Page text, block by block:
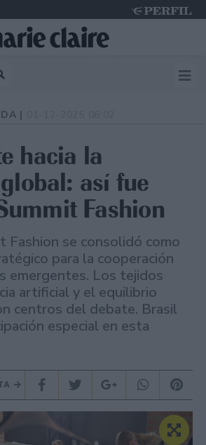
|
hacia la
así fue
Fashion
Fashion se consolidó como
para la cooperación
emergentes. Los tejidos
artificial y el equilibrio
centros del debate. Brasil
especial en esta